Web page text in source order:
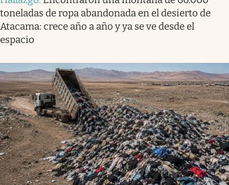
toneladas de ropa abandonada en el desierto de
Atacama: crece año a año y ya se ve desde el
espacio